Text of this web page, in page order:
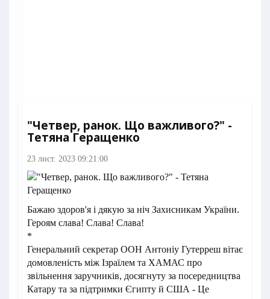
"Четвер, ранок. Що важливого?" -
Тетяна Геращенко
23 лист. 2023 09:21:00
Бажаю здоров'я і дякую за ніч Захисникам України.
Героям слава! Слава! Слава!
*
Генеральний секретар ООН Антоніу Гутерреш вітає
домовленість між Ізраїлем та ХАМАС про
звільнення заручників, досягнуту за посередництва
Катару та за підтримки Єгипту й США - Це